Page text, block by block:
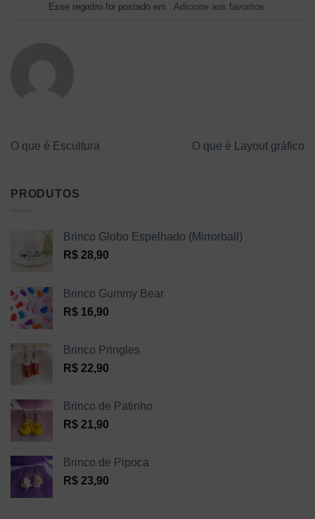
Esse registro foi postado em . Adicione aos favoritos
O que é Escultura O que é Layout gráfico
PRODUTOS
Brinco Globo Espelhado (Mirrorball)
R$ 28,90
Brinco Gummy Bear
R$ 16,90
Brinco Pringles
R$ 22,90
Brinco de Patinho
R$ 21,90
Brinco de Pipoca
R$ 23,90